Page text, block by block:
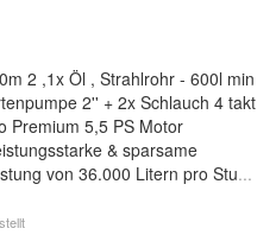
2 ,1x Öl , Strahlrohr - 600l min
2'' + 2x Schlauch 4 takt
Premium 5,5 PS Motor
& sparsame
von 36.000 Litern pro Stu...